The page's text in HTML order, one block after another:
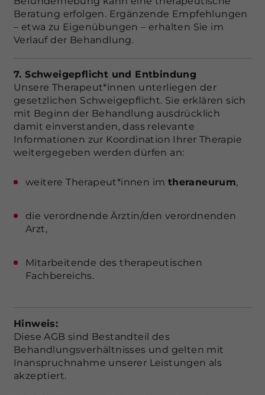
Beratung erfolgen. Ergänzende Empfehlungen
– etwa zu Eigenübungen – erhalten Sie im
Verlauf der Behandlung.
7. Schweigepflicht und Entbindung
Unsere Therapeut*innen unterliegen der
gesetzlichen Schweigepflicht. Sie erklären sich
mit Beginn der Behandlung ausdrücklich
damit einverstanden, dass relevante
Informationen zur Koordination Ihrer Therapie
weitergegeben werden dürfen an:
weitere Therapeut*innen im theraneurum,
die verordnende Ärztin/den verordnenden
Arzt,
Mitarbeitende des therapeutischen
Fachbereichs.
Hinweis:
Diese AGB sind Bestandteil des
Behandlungsverhältnisses und gelten mit
Inanspruchnahme unserer Leistungen als
akzeptiert.